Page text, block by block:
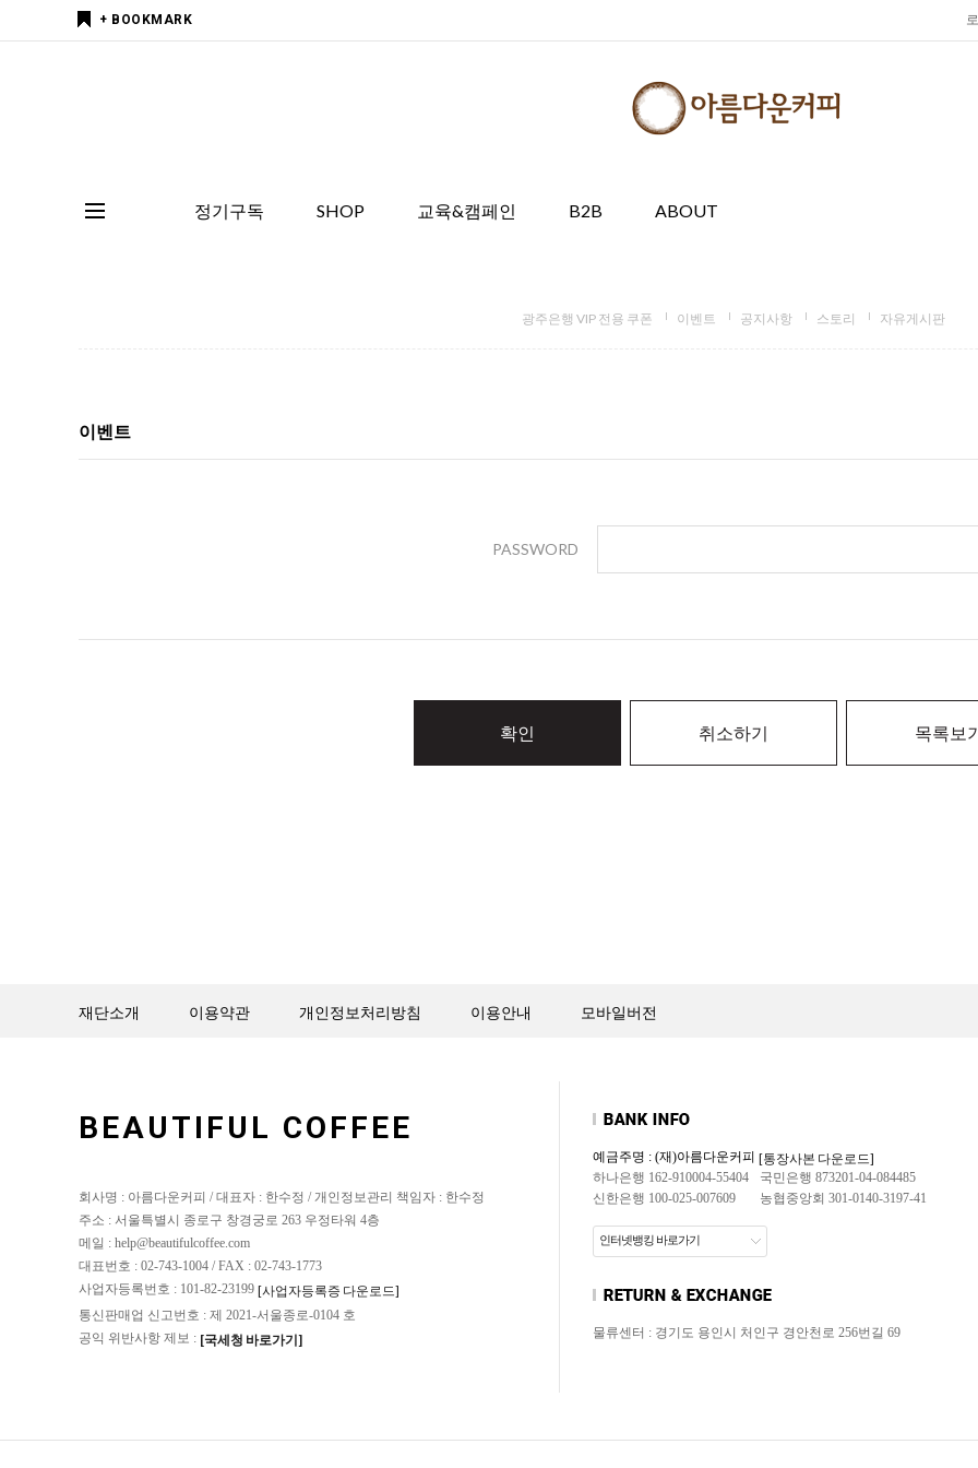
+ BOOKMARK
정기구독 SHOP 교육&캠페인 B2B ABOUT
광주은행 VIP 전용 쿠폰 이벤트 공지사항 스토리 자유게시판
이벤트
PASSWORD
확인 취소하기 목록보
재단소개 이용약관 개인정보처리방침 이용안내 모바일버전
BEAUTIFUL COFFEE
회사명 : 아름다운커피 / 대표자 : 한수정 / 개인정보관리 책임자 : 한수정
주소 : 서울특별시 종로구 창경궁로 263 우정타워 4층
메일 : help@beautifulcoffee.com
대표번호 : 02-743-1004 / FAX : 02-743-1773
사업자등록번호 : 101-82-23199 [사업자등록증 다운로드]
통신판매업 신고번호 : 제 2021-서울종로-0104 호
공익 위반사항 제보 : [국세청 바로가기]
예금주명 : (재)아름다운커피 [통장사본 다운로드]
하나은행 162-910004-55404
국민은행 873201-04-084485
신한은행 100-025-007609
농협중앙회 301-0140-3197-41
인터넷뱅킹 바로가기
물류센터 : 경기도 용인시 처인구 경안천로 256번길 69